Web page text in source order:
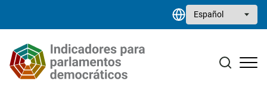
Select your language
Biblioteca de recursos
Contacto